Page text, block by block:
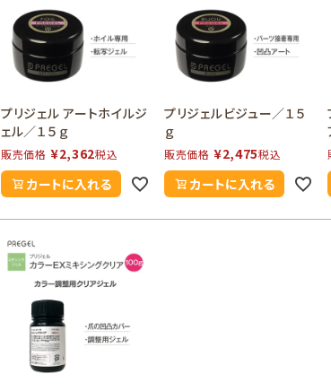
プリジェル アートホイルジ
ェル／１５ｇ
販売価格 ¥2,362税込
カートに入れる
プリジェルビジュー／１５
ｇ
販売価格 ¥2,475税込
カートに入れる